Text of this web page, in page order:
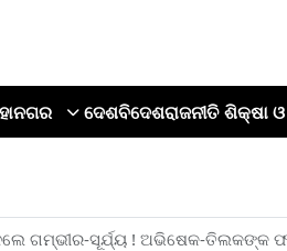
ଦେଶବିଦେଶରାଜନୀତି ଶିକ୍ଷା
ଗମ୍ଭୀର-ସୂର୍ଯ୍ୟ ! ଅଭିଷେକ-ତିଲକଙ୍କ